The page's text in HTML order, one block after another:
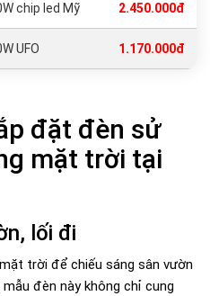
chip led Mỹ 2.450.000đ
UFO 1.170.000đ
đặt đèn sử
mặt trời tại
lối đi
trời để chiếu sáng sân vườn
đèn này không chỉ cung